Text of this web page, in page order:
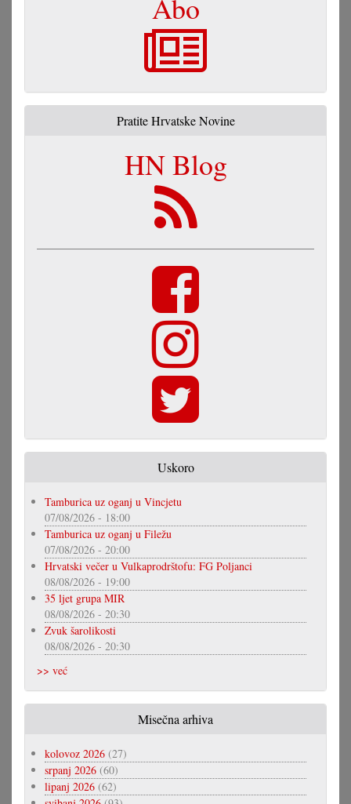
Abo
Pratite Hrvatske Novine
HN Blog
Uskoro
Tamburica uz oganj u Vincjetu
07/08/2026 - 18:00
Tamburica uz oganj u Filežu
07/08/2026 - 20:00
Hrvatski večer u Vulkaprodrštofu: FG Poljanci
08/08/2026 - 19:00
35 ljet grupa MIR
08/08/2026 - 20:30
Zvuk šarolikosti
08/08/2026 - 20:30
>> već
Misečna arhiva
kolovoz 2026 (27)
srpanj 2026 (60)
lipanj 2026 (62)